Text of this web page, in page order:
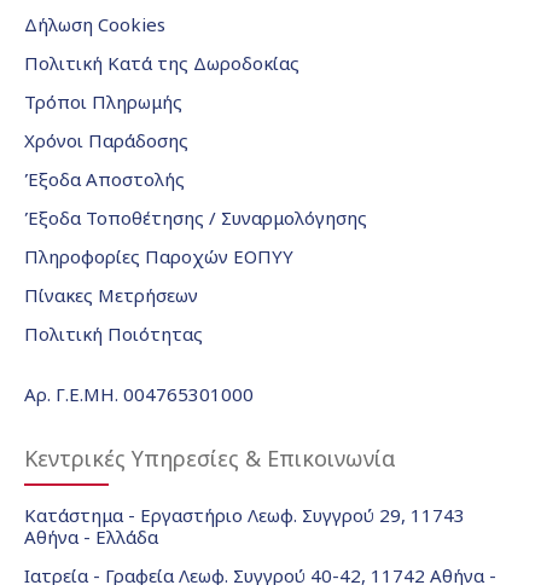
Δήλωση Cookies
Πολιτική Κατά της Δωροδοκίας
Τρόποι Πληρωμής
Χρόνοι Παράδοσης
Έξοδα Αποστολής
Έξοδα Τοποθέτησης / Συναρμολόγησης
Πληροφορίες Παροχών ΕΟΠΥΥ
Πίνακες Μετρήσεων
Πολιτική Ποιότητας
Αρ. Γ.Ε.ΜΗ. 004765301000
Κεντρικές Υπηρεσίες & Επικοινωνία
Κατάστημα - Εργαστήριο Λεωφ. Συγγρού 29, 11743
Αθήνα - Ελλάδα
Ιατρεία - Γραφεία Λεωφ. Συγγρού 40-42, 11742 Αθήνα -